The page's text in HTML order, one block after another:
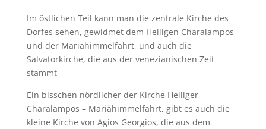
Im östlichen Teil kann man die zentrale Kirche des
Dorfes sehen, gewidmet dem Heiligen Charalampos
und der Mariähimmelfahrt, und auch die
Salvatorkirche, die aus der venezianischen Zeit
stammt
Ein bisschen nördlicher der Kirche Heiliger
Charalampos – Mariähimmelfahrt, gibt es auch die
kleine Kirche von Agios Georgios, die aus dem